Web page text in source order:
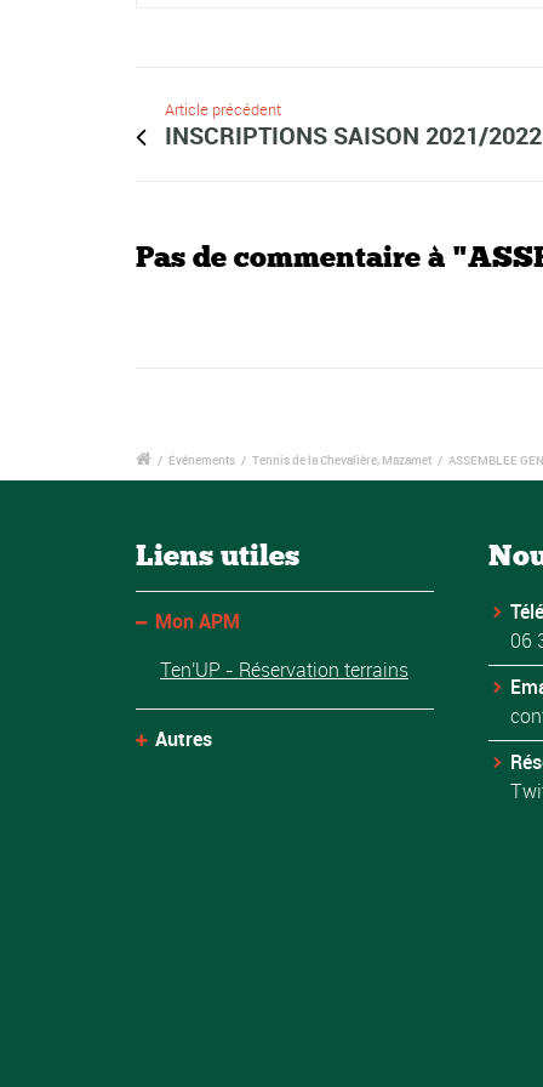
Article précédent
INSCRIPTIONS SAISON 2021/2022
Pas de commentaire à
/ Événements / Tennis de la Chevalière, Mazamet / ASSEMBLEE
Liens utiles
Mon APM
Ten'UP - Réservation terrains
Autres
06